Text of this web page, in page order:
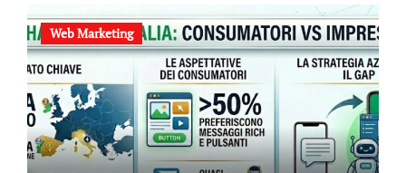
Web Marketing